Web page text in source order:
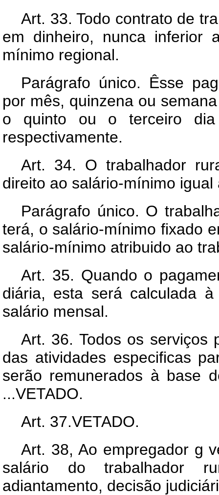
Art. 33. Todo contrato de
em dinheiro, nunca inferior
mínimo regional.
Parágrafo único. Êsse
por mês, quinzena ou
o quinto ou o terceiro dia
respectivamente.
Art. 34. O trabalhador
direito ao salário-mínimo
Parágrafo único. O
terá, o salário-mínimo fixado
salário-mínimo atribuido ao
Art. 35. Quando o
diária, esta será calculada
salário mensal.
Art. 36. Todos os serviços
das atividades especificas
serão remunerados à base
...VETADO.
Art. 37.VETADO.
Art. 38, Ao empregador g
salário do trabalhador
adiantamento, decisão